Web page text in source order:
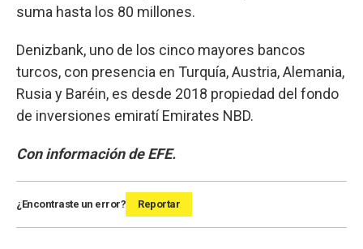
suma hasta los 80 millones.
Denizbank, uno de los cinco mayores bancos
turcos, con presencia en Turquía, Austria, Alemania,
Rusia y Baréin, es desde 2018 propiedad del fondo
de inversiones emiratí Emirates NBD.
Con información de EFE.
¿Encontraste un error? Reportar